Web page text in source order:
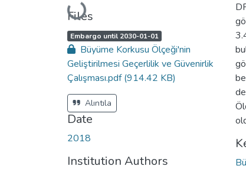
Loading...
Files
A
c
c
e
s
s
t
a
u
s
:
Embargo until 2030-01-01,
Büyüme Korkusu Ölçeği'nin
Geliştirilmesi Geçerlilik ve Güvenirlik
Çalışması.pdf(914.42 KB)
Alıntıla
Date
2018
Institution Authors